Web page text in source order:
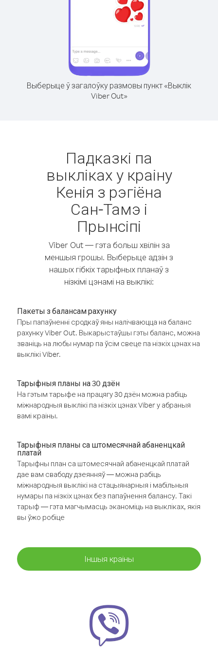
Выберыце ў загалоўку размовы пункт «Выклік
Viber Out»
Падказкі па
выкліках у краіну
Кенія з рэгіёна
Сан-Тамэ і
Прынсіпі
Viber Out — гэта больш хвілін за
меншыя грошы. Выберыце адзін з
нашых гібкіх тарыфных планаў з
нізкімі цэнамі на выклікі:
Пакеты з балансам рахунку
Пры папаўненні сродкаў яны налічваюцца на баланс
рахунку Viber Out. Выкарыстаўшы гэты баланс, можна
званіць на любы нумар па ўсім свеце па нізкіх цэнах на
выклікі Viber.
Тарыфныя планы на 30 дзён
На гэтым тарыфе на працягу 30 дзён можна рабіць
міжнародныя выклікі па нізкіх цэнах Viber у абраныя
вамі краіны.
Тарыфныя планы са штомесячнай абаненцкай
платай
Тарыфны план са штомесячнай абаненцкай платай
дае вам свабоду дзеянняў — можна рабіць
міжнародныя выклікі на стацыянарныя і мабільныя
нумары па нізкіх цэнах без папаўнення балансу. Такі
тарыф — гэта магчымасць эканоміць на выкліках, якія
вы ўжо робіце
Іншыя краіны